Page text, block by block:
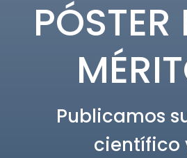
Publicamos
científico